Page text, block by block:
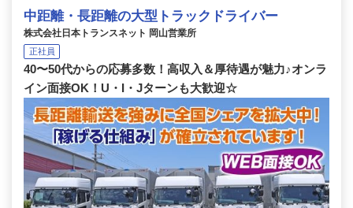
中距離・長距離の大型トラックドライバー
株式会社日本トランスネット 岡山営業所
正社員
40〜50代からの応募多数！高収入＆厚待遇が魅力♪オンラ
イン面接OK！U・I・Jターンも大歓迎☆